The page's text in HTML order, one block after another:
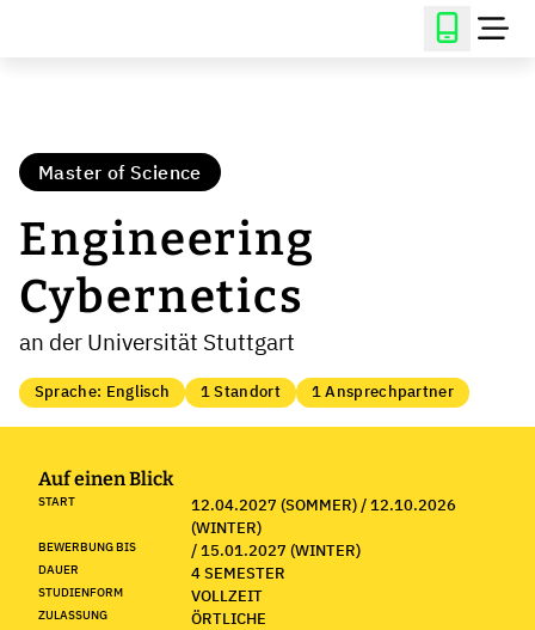
Master of Science
Engineering
Cybernetics
an der Universität Stuttgart
Sprache: Englisch 1 Standort 1 Ansprechpartner
Auf einen Blick
START
12.04.2027 (SOMMER) / 12.10.2026
(WINTER)
BEWERBUNG BIS / 15.01.2027 (WINTER)
DAUER 4 SEMESTER
STUDIENFORM VOLLZEIT
ZULASSUNG
ÖRTLICHE